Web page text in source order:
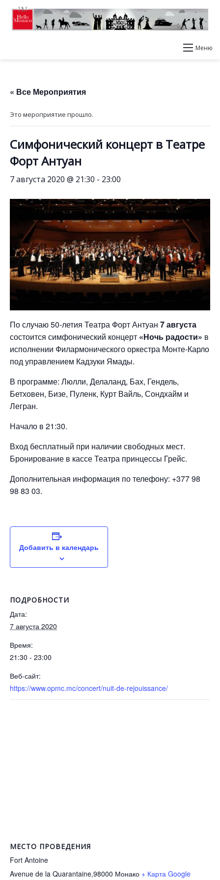
Меню
« Все Мероприятия
Это мероприятие прошло.
Симфонический концерт в Театре
Форт Антуан
7 августа 2020 @ 21:30 - 23:00
По случаю 50-летия Театра Форт Антуан 7 августа
состоится симфонический концерт «Ночь радости» в
исполнении Филармонического оркестра Монте-Карло
под управлением Кадзуки Ямады.
В программе: Люлли, Делаланд, Бах, Гендель,
Бетховен, Бизе, Пуленк, Курт Вайль, Сондхайм и
Легран.
Начало в 21:30.
Вход бесплатный при наличии свободных мест.
Бронирование в кассе Театра принцессы Грейс.
Дополнительная информация по телефону: +377 98
98 83 03.
Добавить в календарь
ПОДРОБНОСТИ
Дата:
7 августа 2020
Время:
21:30 - 23:00
Веб-сайт:
https://www.opmc.mc/concert/nuit-de-rejouissance/
МЕСТО ПРОВЕДЕНИЯ
Fort Antoine
Avenue de la Quarantaine,98000 Монако + Карта Google